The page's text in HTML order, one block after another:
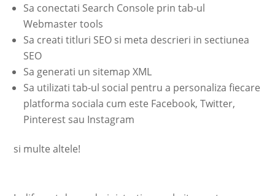
Sa conectati Search Console prin tab-ul
Webmaster tools
Sa creati titluri SEO si meta descrieri in sectiunea
SEO
Sa generati un sitemap XML
Sa utilizati tab-ul social pentru a personaliza fiecare
platforma sociala cum este Facebook, Twitter,
Pinterest sau Instagram
si multe altele!